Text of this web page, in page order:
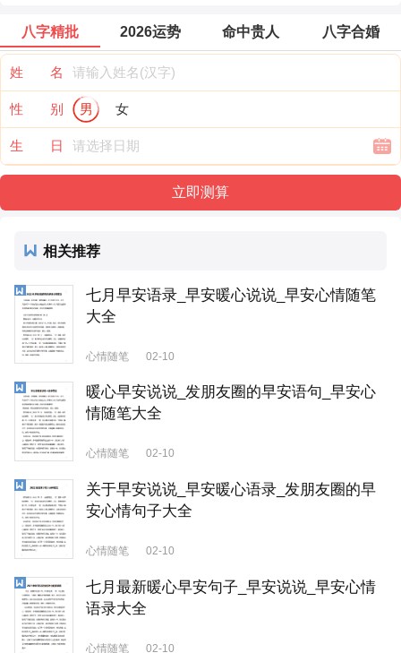
八字精批 2026运势 命中贵人 八字合婚
姓 名
性 别 男 女
生 日
相关推荐
七月早安语录_早安暖心说说_早安心情随笔
大全
心情随笔 02-10
暖心早安说说_发朋友圈的早安语句_早安心
情随笔大全
心情随笔 02-10
关于早安说说_早安暖心语录_发朋友圈的早
安心情句子大全
心情随笔 02-10
七月最新暖心早安句子_早安说说_早安心情
语录大全
心情随笔 02-10